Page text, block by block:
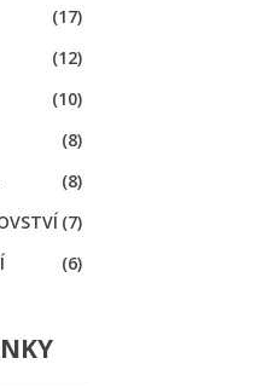
(17)
(12)
(10)
(8)
(8)
(7)
(6)